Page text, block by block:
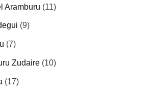
Aramburu (11)
(9)
(7)
Zudaire (10)
(17)